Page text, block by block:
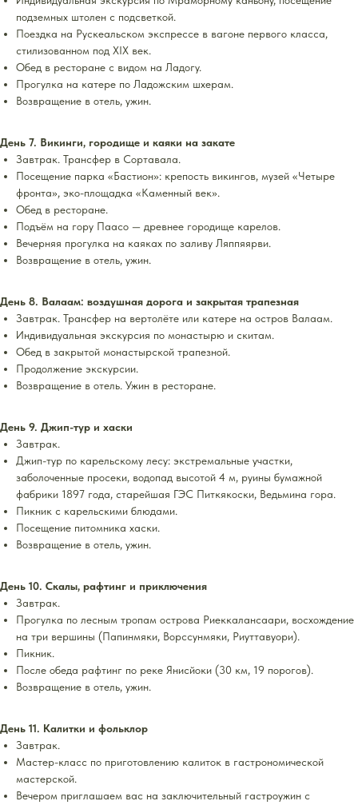
подземных штолен с подсветкой.
Поездка на Рускеальском экспрессе в вагоне первого класса,
стилизованном под XIX век.
Обед в ресторане с видом на Ладогу.
Прогулка на катере по Ладожским шхерам.
Возвращение в отель, ужин.
День 7. Викинги, городище и каяки на закате
Завтрак. Трансфер в Сортавала.
Посещение парка «Бастион»: крепость викингов, музей «Четыре
фронта», эко-площадка «Каменный век».
Обед в ресторане.
Подъём на гору Паасо — древнее городище карелов.
Вечерняя прогулка на каяках по заливу Ляппяярви.
Возвращение в отель, ужин.
День 8. Валаам: воздушная дорога и закрытая трапезная
Завтрак. Трансфер на вертолёте или катере на остров Валаам.
Индивидуальная экскурсия по монастырю и скитам.
Обед в закрытой монастырской трапезной.
Продолжение экскурсии.
Возвращение в отель. Ужин в ресторане.
День 9. Джип-тур и хаски
Завтрак.
Джип-тур по карельскому лесу: экстремальные участки,
заболоченные просеки, водопад высотой 4 м, руины бумажной
фабрики 1897 года, старейшая ГЭС Питкякоски, Ведьмина гора.
Пикник с карельскими блюдами.
Посещение питомника хаски.
Возвращение в отель, ужин.
День 10. Скалы, рафтинг и приключения
Завтрак.
Прогулка по лесным тропам острова Риеккалансаари, восхождение
на три вершины (Папинмяки, Ворссунмяки, Риуттавуори).
Пикник.
После обеда рафтинг по реке Янисйоки (30 км, 19 порогов).
Возвращение в отель, ужин.
День 11. Калитки и фольклор
Завтрак.
Мастер-класс по приготовлению калиток в гастрономической
мастерской.
Вечером приглашаем вас на заключительный гастроужин с